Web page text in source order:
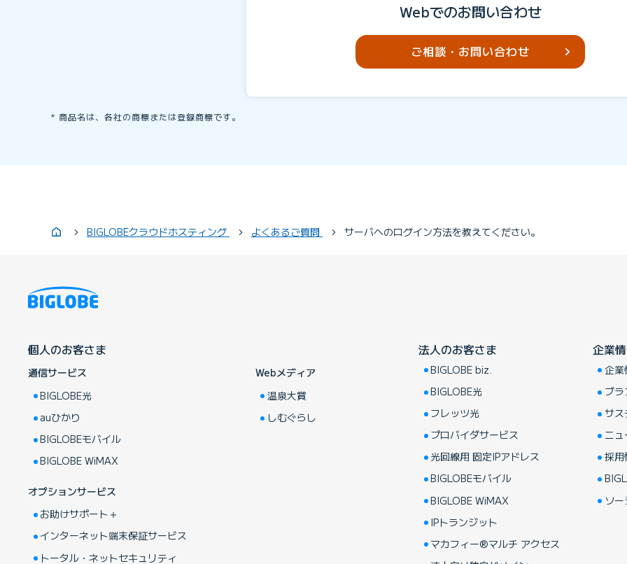
Webでのお問い合わせ
ご相談・お問い合わせ
商品名は、各社の商標または登録商標です。
BIGLOBEクラウドホスティング よくあるご質問 サーバへのログイン方法を教えてください。
個人のお客さま
通信サービス
BIGLOBE光
auひかり
BIGLOBEモバイル
BIGLOBE WiMAX
オプションサービス
お助けサポート＋
インターネット端末保証サービス
トータル・ネットセキュリティ
Webメディア
温泉大賞
しむぐらし
法人のお客さま
BIGLOBE biz.
BIGLOBE光
フレッツ光
プロバイダサービス
光回線用 固定IPアドレス
BIGLOBEモバイル
BIGLOBE WiMAX
IPトランジット
マカフィー®マルチ アクセス
企業
企業
ブラ
サス
ニュ
採用
ソ